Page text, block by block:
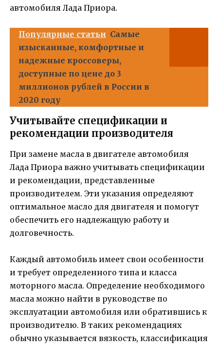
автомобиля Лада Приора.
Популярные статьи Самые
изысканные, комфортные и
надежные кроссоверы,
доступные по цене до 3
миллионов рублей в России в
2020 году
Учитывайте спецификации и
рекомендации производителя
При замене масла в двигателе автомобиля
Лада Приора важно учитывать спецификации
и рекомендации, представленные
производителем. Эти указания определяют
оптимальное масло для двигателя и помогут
обеспечить его надлежащую работу и
долговечность.
Каждый автомобиль имеет свои особенности
и требует определенного типа и класса
моторного масла. Определение необходимого
масла можно найти в руководстве по
эксплуатации автомобиля или обратившись к
производителю. В таких рекомендациях
обычно указывается вязкость, классификация